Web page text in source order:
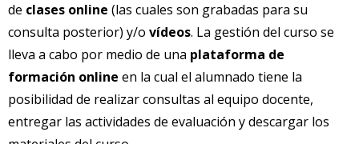
de clases online (las cuales son grabadas para su
consulta posterior) y/o vídeos. La gestión del curso se
lleva a cabo por medio de una plataforma de
formación online en la cual el alumnado tiene la
posibilidad de realizar consultas al equipo docente,
entregar las actividades de evaluación y descargar los